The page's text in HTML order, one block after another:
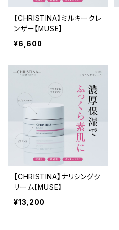
【CHRISTINA】ミルキークレ
ンザー【MUSE】
¥6,600
【CHRISTINA】ナリシングク
リーム【MUSE】
¥13,200